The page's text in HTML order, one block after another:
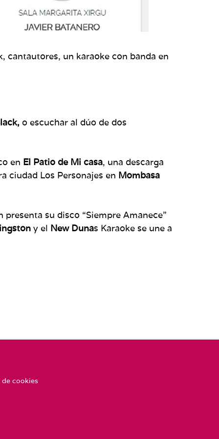
cantautores, un karaoke con banda en
o escuchar al dúo de dos
en El Patio de Mi casa, una descarga
ciudad Los Personajes en Mombasa
presenta su disco “Siempre Amanece”
y el New Dunas Karaoke se une a
de cookies